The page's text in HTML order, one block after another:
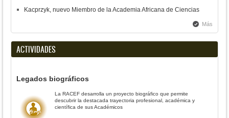
Kacprzyk, nuevo Miembro de la Academia Africana de Ciencias
Más
ACTIVIDADES
Legados biográficos
La RACEF desarrolla un proyecto biográfico que permite
descubrir la destacada trayectoria profesional, académica y
científica de sus Académicos